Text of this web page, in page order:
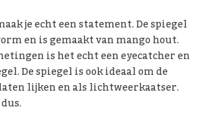
je echt een statement. De spiegel
en is gemaakt van mango hout.
is het echt een eyecatcher en
De spiegel is ook ideaal om de
lijken en als lichtweerkaatser.